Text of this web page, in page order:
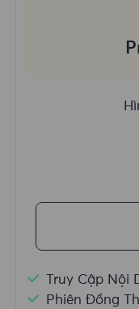
Truy Cập Nội
Phiên Đồng